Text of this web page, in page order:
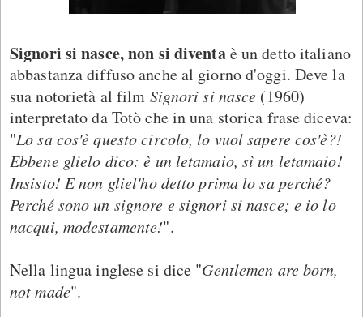
Signori si nasce, non si diventaè un detto italiano
abbastanza diffuso anche al giorno d'oggi. Deve la
sua notorietà al film Signori si nasce (1960)
interpretato da Totò che in una storica frase diceva:
"Lo sa cos'è questo circolo, lo vuol sapere cos'è?!
Ebbene glielo dico: è un letamaio, sì un letamaio!
Insisto! E non gliel'ho detto prima lo sa perché?
Perché sono un signore e signori si nasce; e io lo
nacqui, modestamente!".
Nella lingua inglese si dice "Gentlemen are born,
not made".